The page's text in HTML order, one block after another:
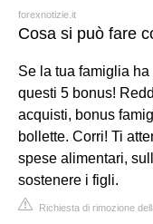
forexnotizie.it
Cosa si può fare
Se la tua famiglia
questi 5 bonus!
acquisti, bonus
bollette. Corri! Ti
spese alimentari,
sostenere i figli.
Richiesta di rimozione